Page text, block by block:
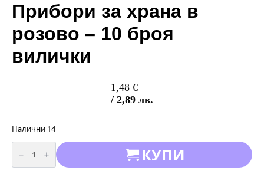
Прибори за храна в
розово – 10 броя
вилички
1,48 €
/ 2,89 лв.
Налични 14
количество
за
Прибори
за
КУПИ